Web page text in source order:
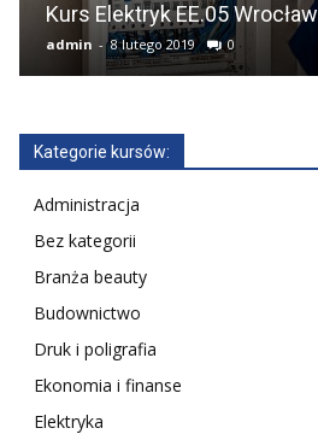
Kurs Elektryk EE.05 Wrocław
admin - 8 lutego 2019 0
Kategorie kursów:
Administracja
Bez kategorii
Branża beauty
Budownictwo
Druk i poligrafia
Ekonomia i finanse
Elektryka